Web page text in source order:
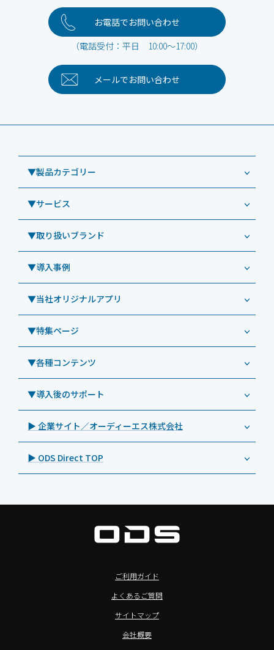
お電話でお問い合わせ
（電話受付：平日 10:00～17:00）
メールでお問い合わせ
▼製品カテゴリー
業務用タブレット
Windowsタブレット TW2A-NF9LTA
Windowsタブレット TW2A-N9LTA
Windowsタブレット TW2A-N9LT
Windowsタブレット TW2A-E9LT
Androidタブレット TA2C-NF8
Androidタブレット TA2C-NF8BL
Androidタブレット TA2C-CS8
Androidタブレット TA2C-CS8BL
Androidタブレット TA2C-DR94G
Androidタブレット TA2C-M8AC
Androidタブレット TA2C-M8
デジタルホワイトボード／電子黒板
▼サービス
コールセンター
CRMシステム「カイゼンコール」
リペアサービス
教育機関向けiPad修理パック
社内ヘルプデスク代行サービス
教育機関向けiPad管理運用パック
教育機関向けICT支援ソリューション
教育機関向けネットワーク機器導入保守
キッティング
自治体向けDXソリューションサービス
法人向けiPad修理＆デバイス買取サービス
▼取り扱いブランド
ODS（オーディーエス）
LG（エルジー）
ViewSonic（ビューソニック）
PHILIPS（フィリップス）
DynaScan（ダイナスキャン）
SAMSUNG（サムスン）
Goodview（グッドビュー）
Cloudpoint（クラウドポイント）
BenQ（ベンキュー）
Magconn（マグコン）
BIAMP ／ Apart Audio（バイアンプ）
SpeakerCraft（スピーカークラフト）
▼導入事例
導入事例（業務用タブレット、デジタルサイネージほか）
事例：業務用タブレット端末
事例：業務用サイネージ・プロジェクター
事例：業務用オーディオ・その他AV機器
事例：サービス
▼当社オリジナルアプリ
業務効率化アプリ「NFCオプティマイザー」
サポート支援アプリ「ログ送信アプリ」
MDMアプリ「Tablet Control」
▼特集ページ
業務用タブレット
>特長1：USB Type-Aポート
>特長2：microHDMIポート
>特長3：AC常時給電タイプ
>飲食向けタブレット
>ホテル向けタブレット
>NFCタブレット
>Windowsタブレット
オーディーエスが選ばれる理由
Windows IoT Enterprise LTSC
TA2C-DR9シリーズ_オリジナル機能
▼各種コンテンツ
特集記事
製品カタログ
プレスリリース
製品写真
▼導入後のサポート
オーディーエスPCカスタマーセンター
▶ 企業サイト／オーディーエス株式会社
▶ ODS Direct TOP
ご利用ガイド
よくあるご質問
サイトマップ
会社概要